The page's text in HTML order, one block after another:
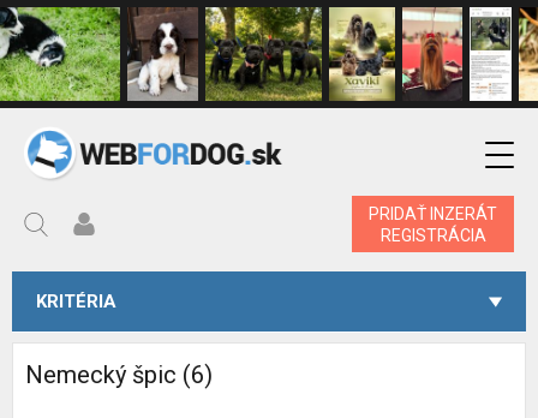
PRIDAŤ INZERÁT
REGISTRÁCIA
KRITÉRIA
Nemecký špic (6)